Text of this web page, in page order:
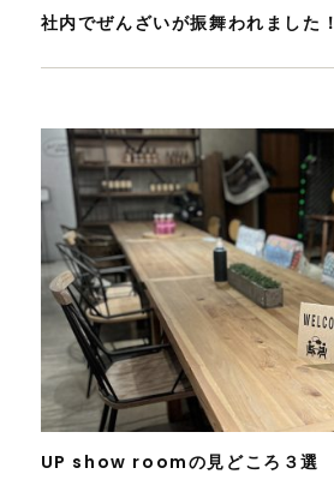
社内でぜんざいが振舞われました！
UP show roomの見どころ３選